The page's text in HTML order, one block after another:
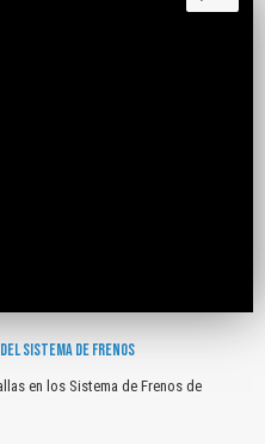
SISTEMA DE FRENOS
en los Sistema de Frenos de